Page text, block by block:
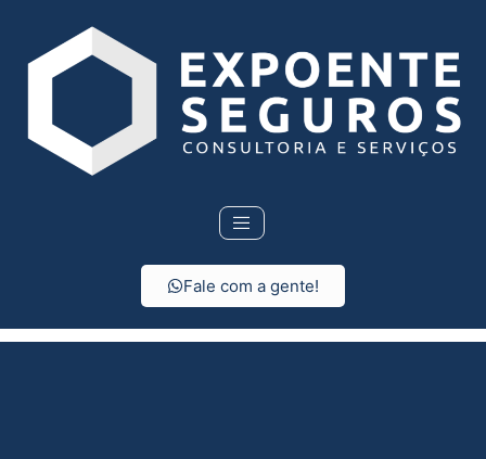
Fale com a gente!